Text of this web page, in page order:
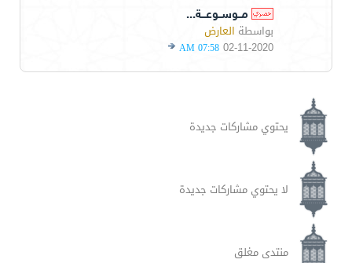
مــوســوعـــة...
بواسطة العارض
02-11-2020
07:58 AM
يحتوي مشاركات جديدة
لا يحتوي مشاركات جديدة
منتدى مغلق